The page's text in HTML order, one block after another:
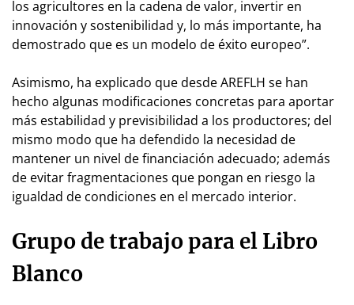
los agricultores en la cadena de valor, invertir en
innovación y sostenibilidad y, lo más importante, ha
demostrado que es un modelo de éxito europeo”.
Asimismo, ha explicado que desde AREFLH se han
hecho algunas modificaciones concretas para aportar
más estabilidad y previsibilidad a los productores; del
mismo modo que ha defendido la necesidad de
mantener un nivel de financiación adecuado; además
de evitar fragmentaciones que pongan en riesgo la
igualdad de condiciones en el mercado interior.
Grupo de trabajo para el Libro
Blanco